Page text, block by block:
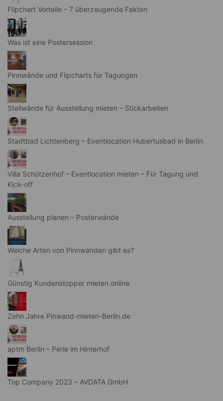
Flipchart Vorteile – 7 überzeugende Fakten
Was ist eine Postersession
Pinnwände und Flipcharts für Tagungen
Stellwände für Ausstellung mieten – Stickarbeiten
Stadtbad Lichtenberg – Eventlocation Hubertusbad in Berlin
Villa Schützenhof – Eventlocation mieten – Für Tagung und
Kick-off
Ausstellung planen – Posterwände
Welche Arten von Pinnwänden gibt es?
Günstig Kundenstopper mieten online
Zehn Jahre Pinwand-mieten-Berlin.de
aptm Berlin – Perle im Hinterhof
Top Company 2023 – AVDATA GmbH